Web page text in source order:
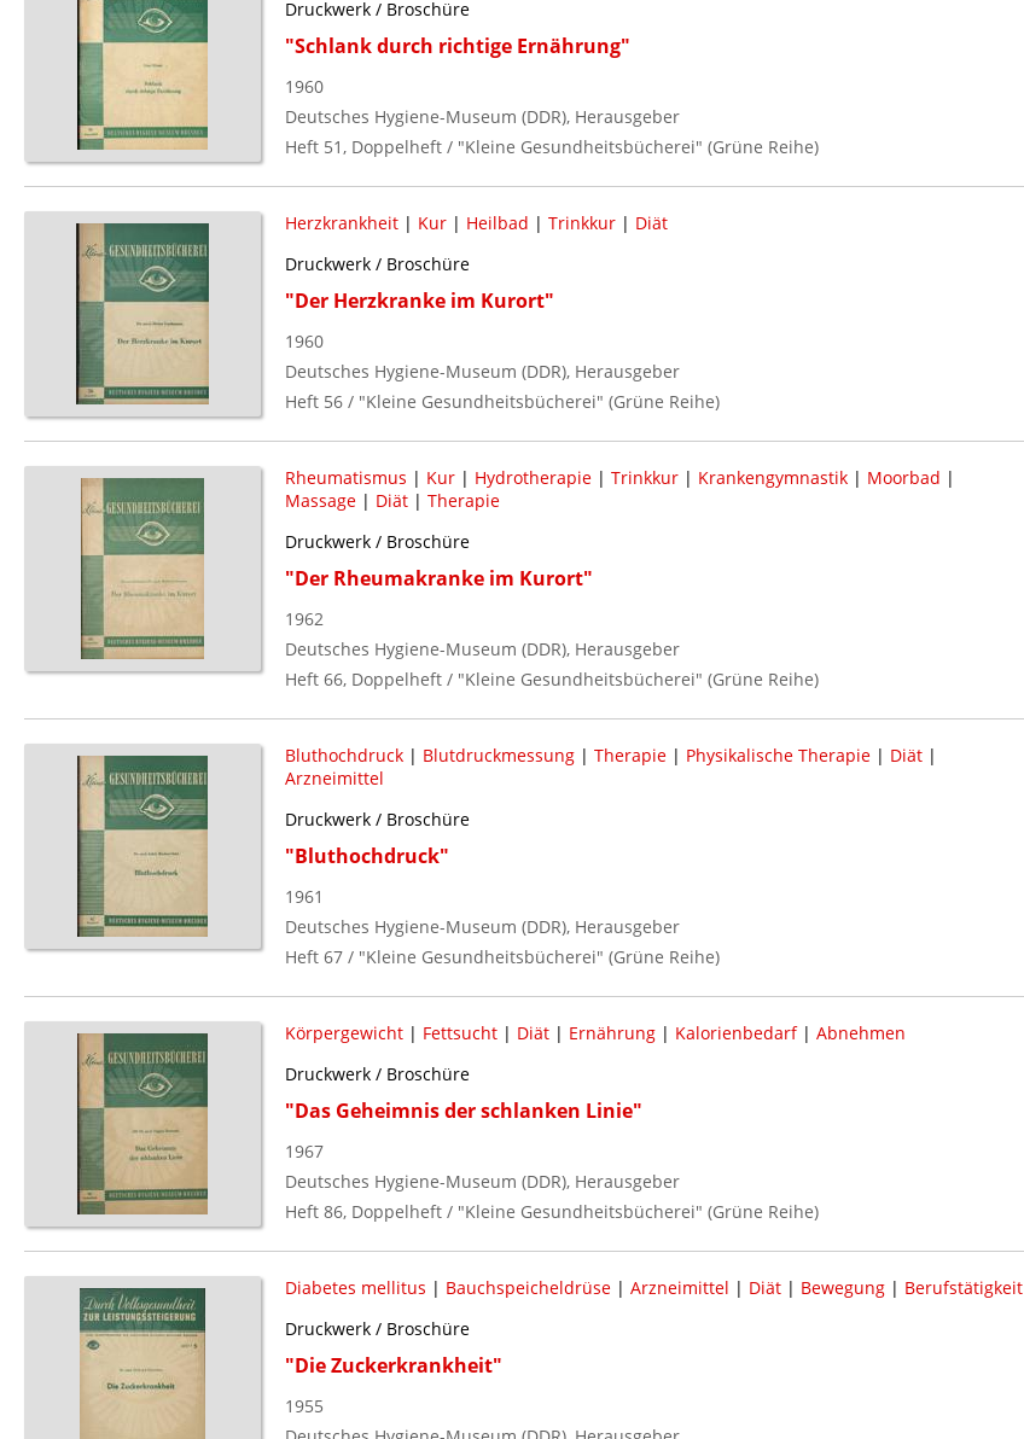
Druckwerk / Broschüre
"Schlank durch richtige Ernährung"
1960
Deutsches Hygiene-Museum (DDR), Herausgeber
Heft 51, Doppelheft / "Kleine Gesundheitsbücherei" (Grüne Reihe)
Herzkrankheit| Kur| Heilbad | Trinkkur| Diät
Druckwerk / Broschüre
"Der Herzkranke im Kurort"
1960
Deutsches Hygiene-Museum (DDR), Herausgeber
Heft 56 / "Kleine Gesundheitsbücherei" (Grüne Reihe)
Rheumatismus | Kur| Hydrotherapie| Trinkkur| Krankengymnastik| Moorbad |
Massage| Diät| Therapie
Druckwerk / Broschüre
"Der Rheumakranke im Kurort"
1962
Deutsches Hygiene-Museum (DDR), Herausgeber
Heft 66, Doppelheft / "Kleine Gesundheitsbücherei" (Grüne Reihe)
Bluthochdruck| Blutdruckmessung| Therapie| Physikalische Therapie| Diät|
Arzneimittel
Druckwerk / Broschüre
"Bluthochdruck"
1961
Deutsches Hygiene-Museum (DDR), Herausgeber
Heft 67 / "Kleine Gesundheitsbücherei" (Grüne Reihe)
Körpergewicht| Fettsucht| Diät| Ernährung| Kalorienbedarf| Abnehmen
Druckwerk / Broschüre
"Das Geheimnis der schlanken Linie"
1967
Deutsches Hygiene-Museum (DDR), Herausgeber
Heft 86, Doppelheft / "Kleine Gesundheitsbücherei" (Grüne Reihe)
Diabetes mellitus | Bauchspeicheldrüse| Arzneimittel | Diät| Bewegung| Berufstätigkeit
Druckwerk / Broschüre
"Die Zuckerkrankheit"
1955